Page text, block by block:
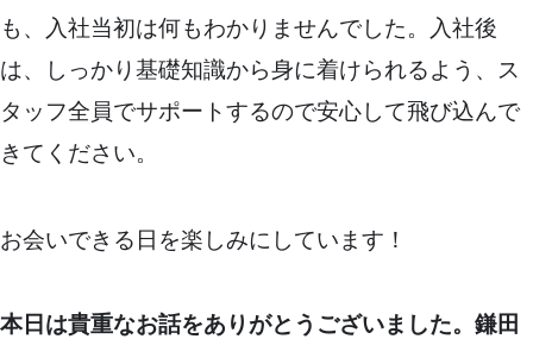
も、入社当初は何もわかりませんでした。入社後
は、しっかり基礎知識から身に着けられるよう、ス
タッフ全員でサポートするので安心して飛び込んで
きてください。
お会いできる日を楽しみにしています！
本日は貴重なお話をありがとうございました。鎌田